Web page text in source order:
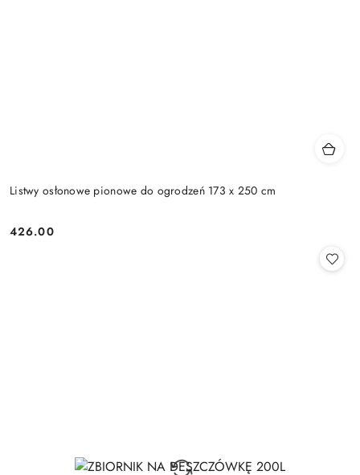
Listwy osłonowe pionowe do ogrodzeń 173 x 250 cm
Cena:
426.00